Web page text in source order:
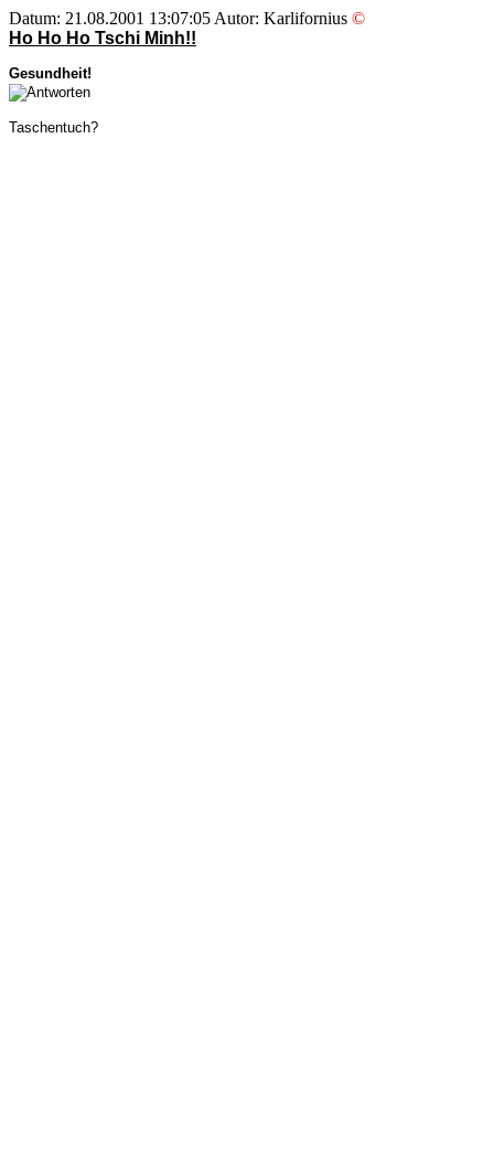
Datum: 21.08.2001 13:07:05 Autor: Karlifornius ©
Ho Ho Ho Tschi Minh!!
Gesundheit!
Taschentuch?